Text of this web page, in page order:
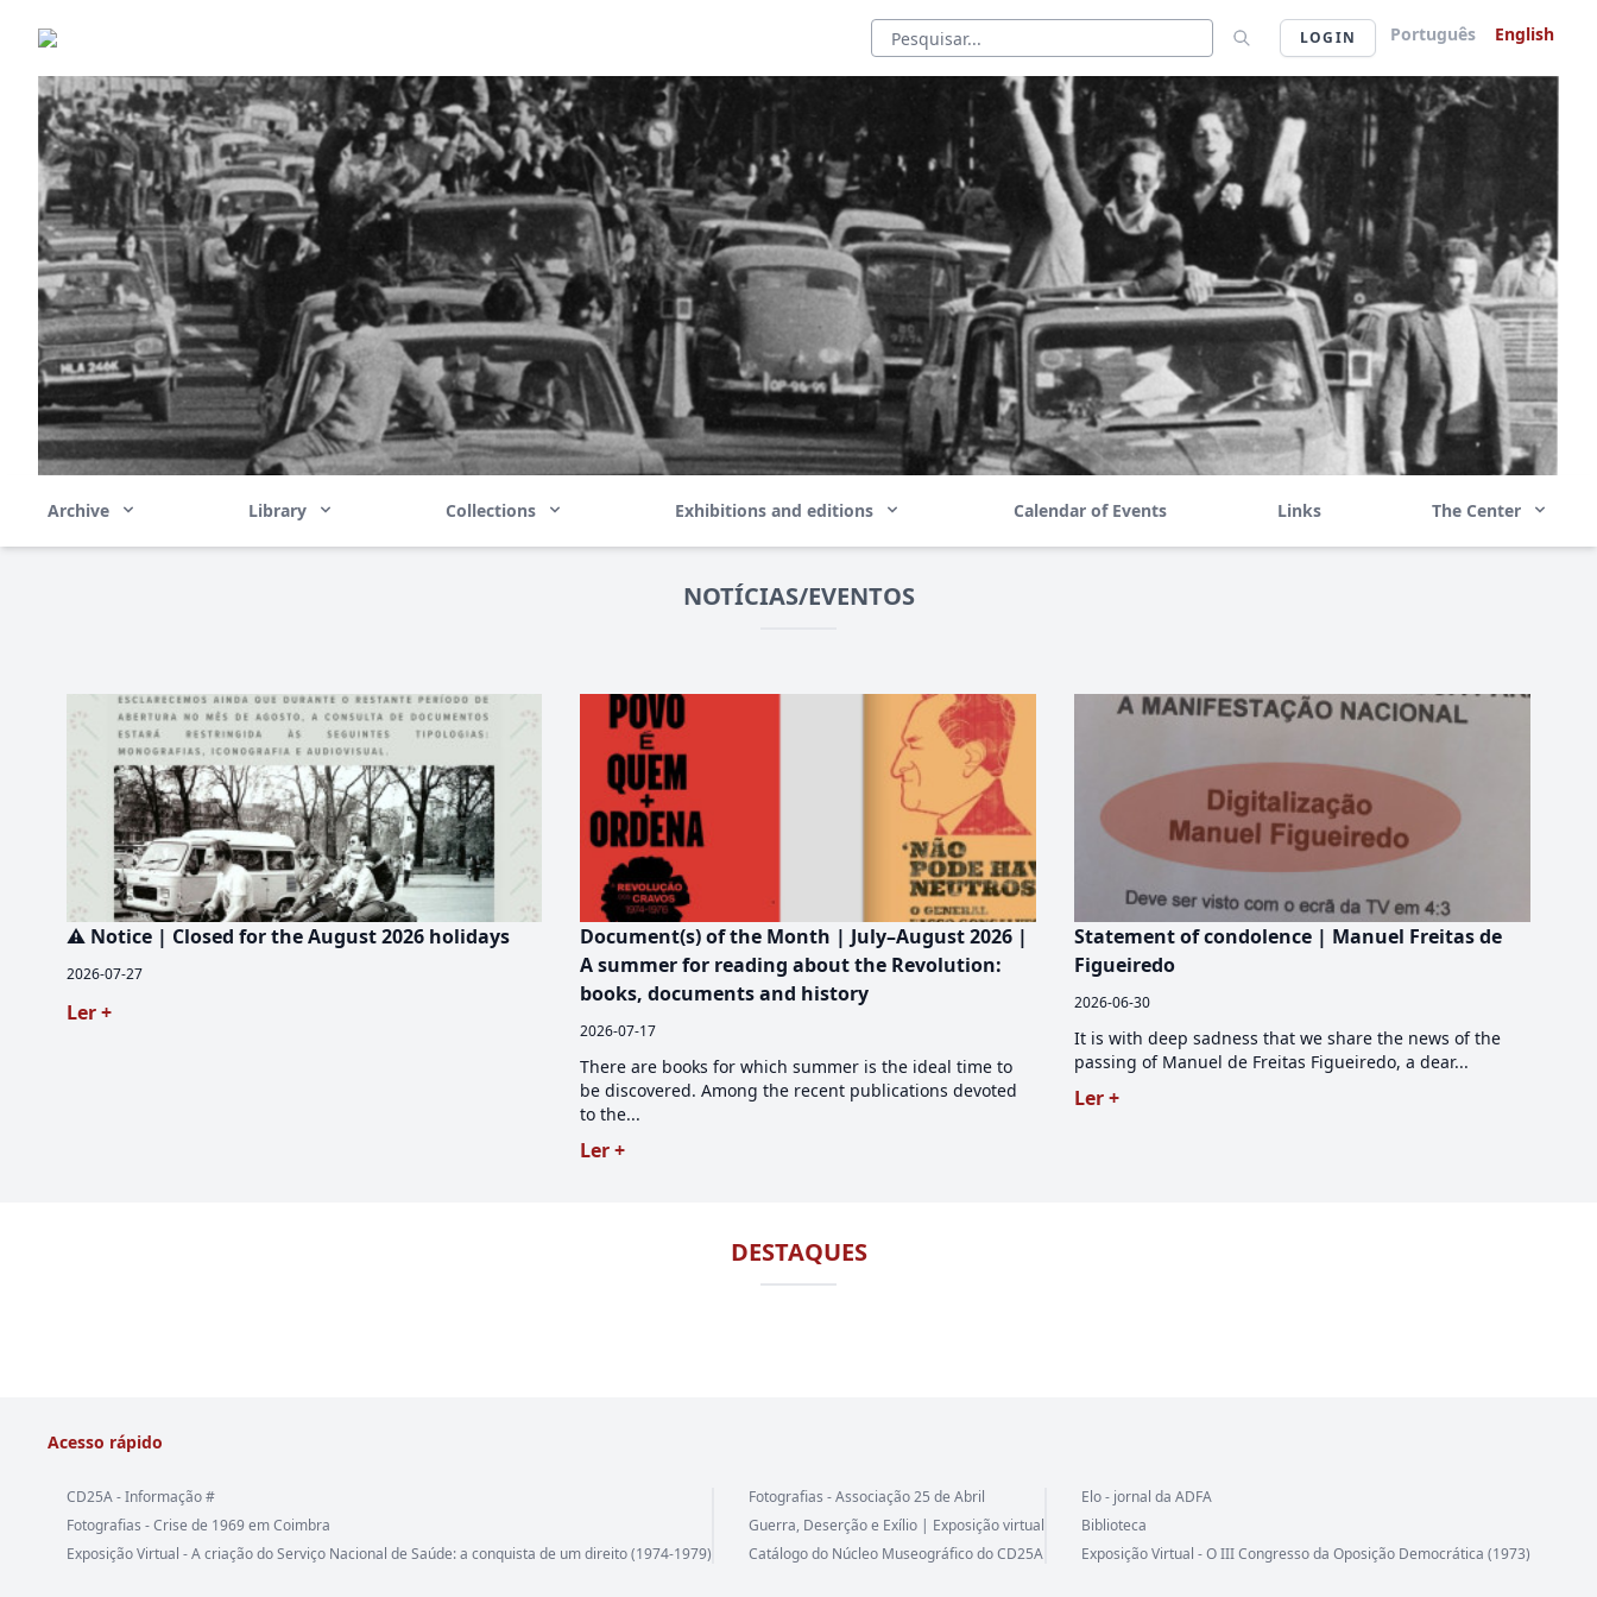
LOGIN Português English
Archive Library Collections Exhibitions and editions Calendar of Events Links The Center
NOTÍCIAS/EVENTOS
⚠️ Notice | Closed for the August 2026 holidays
2026-07-27
Ler +
Document(s) of the Month | July–August 2026 |
A summer for reading about the Revolution:
books, documents and history
2026-07-17
There are books for which summer is the ideal time to
be discovered. Among the recent publications devoted
to the...
Ler +
Statement of condolence | Manuel Freitas de
Figueiredo
2026-06-30
It is with deep sadness that we share the news of the
passing of Manuel de Freitas Figueiredo, a dear...
Ler +
DESTAQUES
Acesso rápido
CD25A - Informação #
Fotografias - Crise de 1969 em Coimbra
Exposição Virtual - A criação do Serviço Nacional de Saúde: a conquista de um direito (1974-1979)
Fotografias - Associação 25 de Abril
Guerra, Deserção e Exílio | Exposição virtual
Catálogo do Núcleo Museográfico do CD25A
Elo - jornal da ADFA
Biblioteca
Exposição Virtual - O III Congresso da Oposição Democrática (1973)